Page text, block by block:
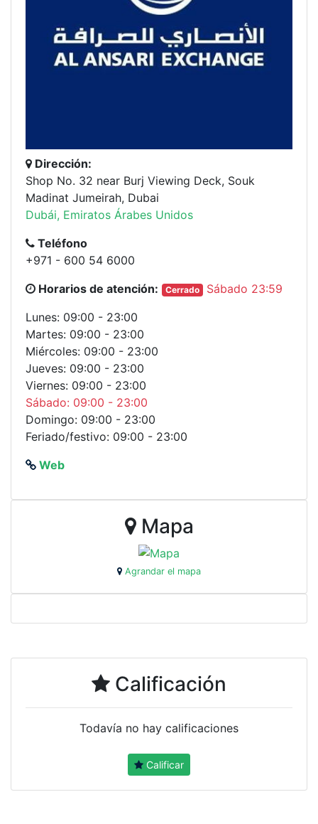
Dirección:
Shop No. 32 near Burj Viewing Deck, Souk
Madinat Jumeirah, Dubai
Dubái, Emiratos Árabes Unidos
Teléfono
+971 - 600 54 6000
Horarios de atención:
Cerrado
Sábado 23:59
Lunes: 09:00 - 23:00
Martes: 09:00 - 23:00
Miércoles: 09:00 - 23:00
Jueves: 09:00 - 23:00
Viernes: 09:00 - 23:00
Sábado: 09:00 - 23:00
Domingo: 09:00 - 23:00
Feriado/festivo: 09:00 - 23:00
Web
Mapa
Agrandar el mapa
Calificación
Todavía no hay calificaciones
Calificar